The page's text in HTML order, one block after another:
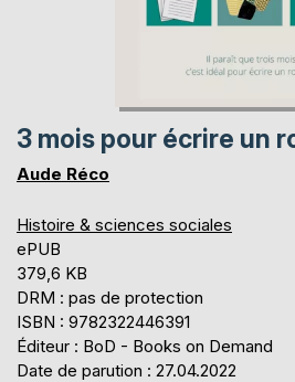
3 mois pour écrire un
Aude Réco
Histoire & sciences sociales
ePUB
379,6 KB
DRM : pas de protection
ISBN : 9782322446391
Éditeur : BoD - Books on Demand
Date de parution : 27.04.2022